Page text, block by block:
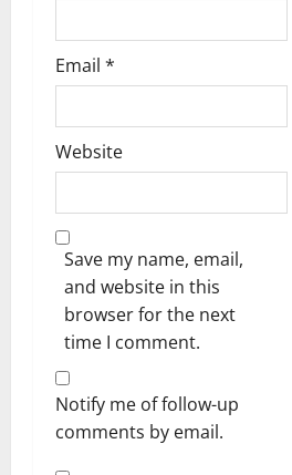
Email *
Website
Save my name, email,
and website in this
browser for the next
time I comment.
Notify me of follow-up
comments by email.